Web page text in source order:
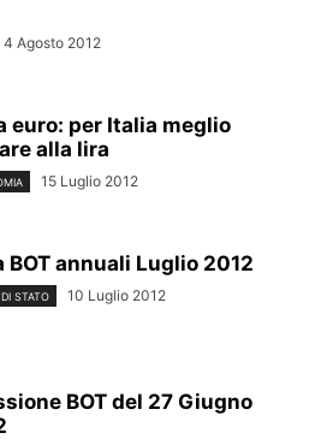
4 Agosto 2012
euro: per Italia meglio
alla lira
15 Luglio 2012
BOT annuali Luglio 2012
STATO 10 Luglio 2012
BOT del 27 Giugno